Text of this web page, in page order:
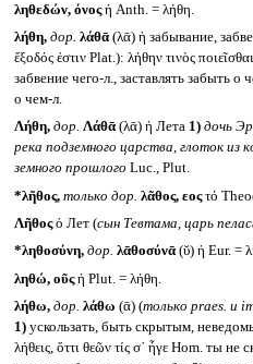
ληθεδών, όνοςἡ Anth. = λήθη.
λήθη, дор. λάθᾱ(λᾱ) ἡ забывание,
ἔξοδός ἐστιν Plat.): λήθην τινὸς
забвение чего-л., заставлять забыть о
о чем-л.
Λήθη, дор. Λάθᾱ(λᾱ) ἡ Лета 1) дочь
река подземного царства, глоток из
земного прошлого Luc., Plut.
*λῆθος, только дор. λᾶθος, εοςτό
Λῆθοςὁ Лет (сын Тевтама, царь
*ληθοσύνη, дор. λᾱθοσύνᾱ(ῠ) ἡ Eur. =
ληθώ, οῦςἡ Plut. = λήθη.
λήθω, дор. λάθω (ᾱ) (только praes. и
1)ускользать, быть скрытым,
λήθεις, ὅττι θεῶν τίς σ᾽ ἦγε Hom. ты не